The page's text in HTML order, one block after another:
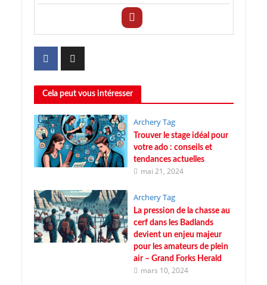
Cela peut vous intéresser
Archery Tag
Trouver le stage idéal pour
votre ado : conseils et
tendances actuelles
mai 21, 2024
Archery Tag
La pression de la chasse au
cerf dans les Badlands
devient un enjeu majeur
pour les amateurs de plein
air – Grand Forks Herald
mars 10, 2024